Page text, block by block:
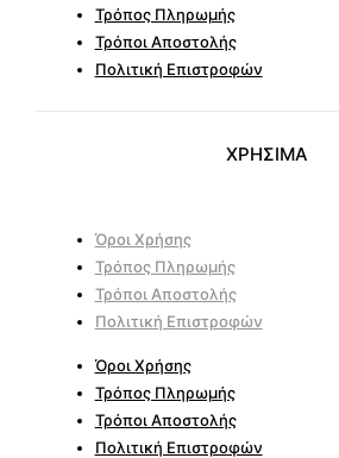
Τρόπος Πληρωμής
Τρόποι Αποστολής
Πολιτική Επιστροφών
ΧΡΗΣΙΜΑ
Όροι Χρήσης
Τρόπος Πληρωμής
Τρόποι Αποστολής
Πολιτική Επιστροφών
Όροι Χρήσης
Τρόπος Πληρωμής
Τρόποι Αποστολής
Πολιτική Επιστροφών